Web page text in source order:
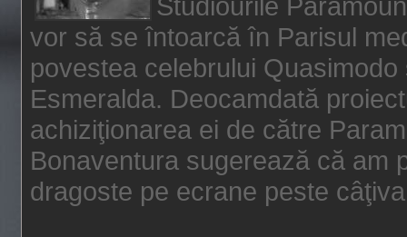
vor să se întoarcă în Parisul
povestea celebrului
Esmeralda. Deocamdată
achiziţionarea ei de către
Bonaventura sugerează că am
dragoste pe ecrane peste